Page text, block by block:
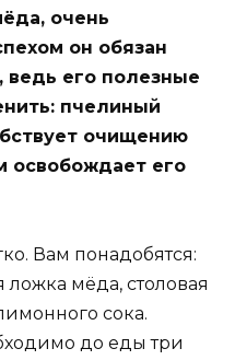
очень
он обязан
ведь его полезные
пчелиный
очищению
освобождает его
Вам понадобятся:
ложка мёда, столовая
сока.
до еды три